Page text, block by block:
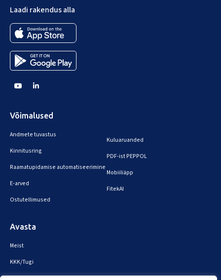
Laadi rakendus alla
Võimalused
Andmete tuvastus
Kinnitusring
Raamatupidamise automatiseerimine
E-arved
Ostutellimused
Kuluaruanded
PDF-ist PEPPOL
Mobiiliäpp
FitekAI
Avasta
Meist
KKK/Tugi